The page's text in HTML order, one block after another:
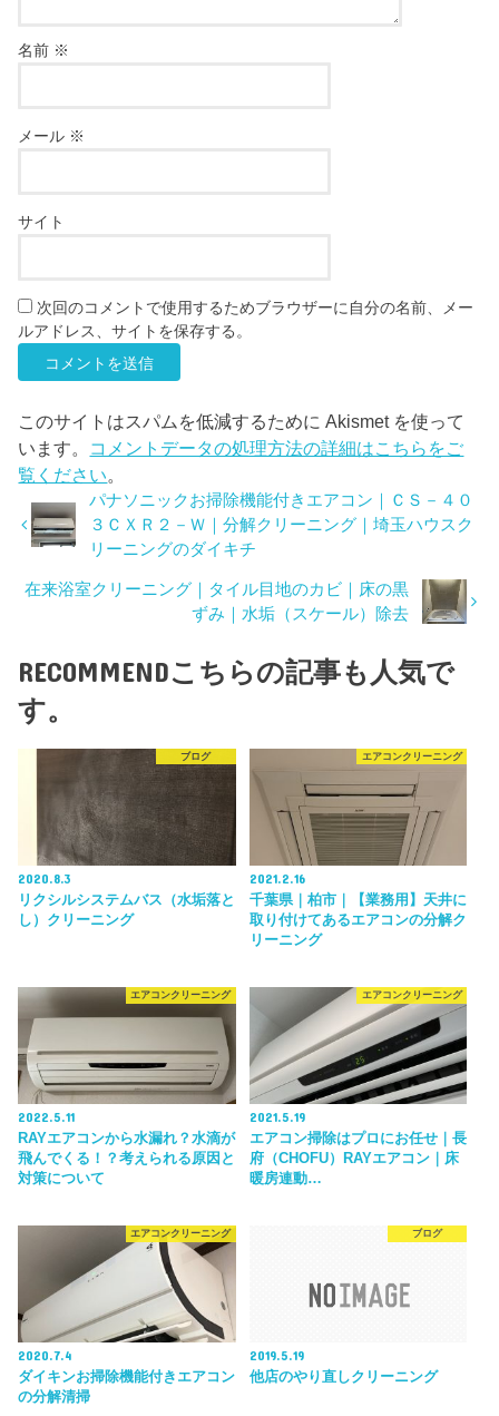
名前 ※
メール ※
サイト
次回のコメントで使用するためブラウザーに自分の名前、メー
ルアドレス、サイトを保存する。
このサイトはスパムを低減するために Akismet を使って
います。 コメントデータの処理方法の詳細はこちらをご
覧ください。
パナソニックお掃除機能付きエアコン｜ＣＳ－４０
３ＣＸＲ２－Ｗ｜分解クリーニング｜埼玉ハウスク
リーニングのダイキチ
在来浴室クリーニング｜タイル目地のカビ｜床の黒
ずみ｜水垢（スケール）除去
RECOMMENDこちらの記事も人気で
す。
ブログ
2020.8.3
リクシルシステムバス（水垢落と
し）クリーニング
エアコンクリーニング
2021.2.16
千葉県｜柏市｜【業務用】天井に
取り付けてあるエアコンの分解ク
リーニング
エアコンクリーニング
2022.5.11
RAYエアコンから水漏れ？水滴が
飛んでくる！？考えられる原因と
対策について
エアコンクリーニング
2021.5.19
エアコン掃除はプロにお任せ｜長
府（CHOFU）RAYエアコン｜床
暖房連動…
エアコンクリーニング
2020.7.4
ダイキンお掃除機能付きエアコン
の分解清掃
ブログ
2019.5.19
他店のやり直しクリーニング